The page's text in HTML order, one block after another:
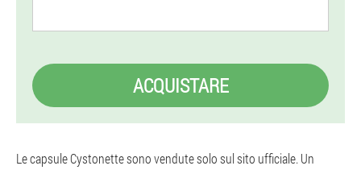
ACQUISTARE
Le capsule Cystonette sono vendute solo sul sito ufficiale. Un